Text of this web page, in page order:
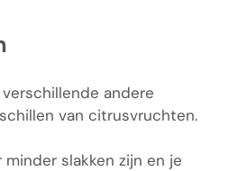
andere
van citrusvruchten.
slakken zijn en je